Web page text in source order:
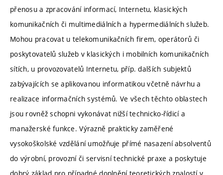
přenosu a zpracování informací, Internetu, klasických
komunikačních či multimediálních a hypermediálních služeb.
Mohou pracovat u telekomunikačních firem, operátorů či
poskytovatelů služeb v klasických i mobilních komunikačních
sítích, u provozovatelů Internetu, příp. dalších subjektů
zabývajících se aplikovanou informatikou včetně návrhu a
realizace informačních systémů. Ve všech těchto oblastech
jsou rovněž schopni vykonávat nižší technicko-řídicí a
manažerské funkce. Výrazně prakticky zaměřené
vysokoškolské vzdělání umožňuje přímé nasazení absolventů
do výrobní, provozní či servisní technické praxe a poskytuje